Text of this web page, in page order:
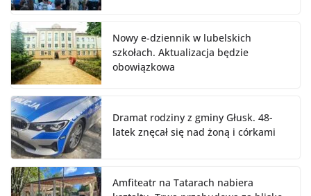
Nowy e-dziennik w lubelskich
szkołach. Aktualizacja będzie
obowiązkowa
Dramat rodziny z gminy Głusk. 48-
latek znęcał się nad żoną i córkami
Amfiteatr na Tatarach nabiera